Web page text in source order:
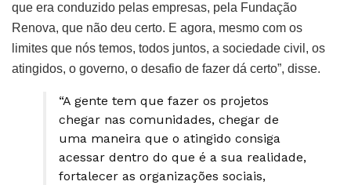
que era conduzido pelas empresas, pela Fundação
Renova, que não deu certo. E agora, mesmo com os
limites que nós temos, todos juntos, a sociedade civil, os
atingidos, o governo, o desafio de fazer dá certo”, disse.
“A gente tem que fazer os projetos
chegar nas comunidades, chegar de
uma maneira que o atingido consiga
acessar dentro do que é a sua realidade,
fortalecer as organizações sociais,